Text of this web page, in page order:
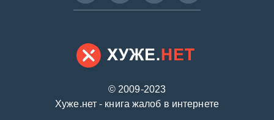
© 2009-2023
Хуже.нет - книга жалоб в интернете